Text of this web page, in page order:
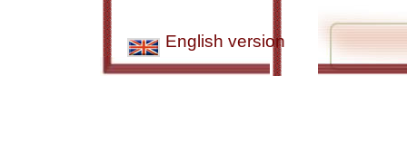
English version